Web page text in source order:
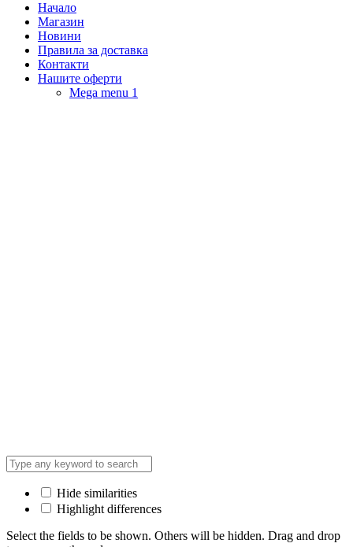
Начало
Магазин
Новини
Правила за доставка
Контакти
Нашите оферти
Mega menu 1
Hide similarities
Highlight differences
Select the fields to be shown. Others will be hidden. Drag and drop